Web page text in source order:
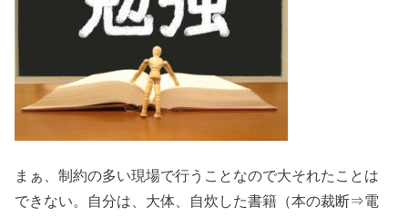
まぁ、制約の多い現場で行うことなので大それたことは
できない。自分は、大体、自炊した書籍（本の裁断⇒電